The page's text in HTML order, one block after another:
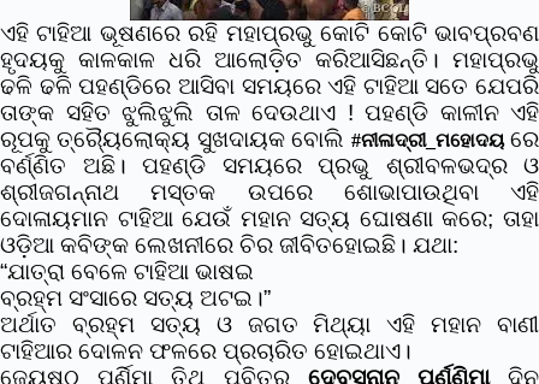
ଏହି ଟାହିଆ ଭୂଷଣରେ ରହି ମହାପ୍ରଭୁ କୋଟି କୋଟି ଭାବପ୍ରବଣ
ହୃଦୟକୁ କାଳକାଳ ଧରି ଆଲୋଡ଼ିତ କରିଆସିଛନ୍ତି। ମହାପ୍ରଭୁ
ଢଳି ଢଳି ପହଣ୍ଡିରେ ଆସିବା ସମୟରେ ଏହି ଟାହିଆ ସତେ ଯେପରି
ତାଙ୍କ ସହିତ ଝୁଲିଝୁଲି ତାଳ ଦେଉଥାଏ ! ପହଣ୍ଡି କାଳୀନ ଏହି
ରୂପକୁ ତ୍ର୍ୟୈଲୋକ୍ୟ ସୁଖଦାୟକ ବୋଲି #ନୀଳାଦ୍ରୀ_ମହୋଦୟରେ
ବର୍ଣ୍ଣିତ ଅଛି। ପହଣ୍ଡି ସମୟରେ ପ୍ରଭୁ ଶ୍ରୀବଳଭଦ୍ର ଓ
ଶ୍ରୀଜଗନ୍ନାଥ ମସ୍ତକ ଉପରେ ଶୋଭାପାଉଥିବା ଏହି
ଦୋଳାୟମାନ ଟାହିଆ ଯେଉଁ ମହାନ ସତ୍ୟ ଘୋଷଣା କରେ; ତାହା
ଓଡ଼ିଆ କବିଙ୍କ ଲେଖନୀରେ ଚିର ଜୀବିତହୋଇଛି। ଯଥା:
“ଯାତ୍ରା ବେଳେ ଟାହିଆ ଭାଷଇ
ବ୍ରହ୍ମ ସଂସାରେ ସତ୍ୟ ଅଟଇ।”
ଅର୍ଥାତ ବ୍ରହ୍ମ ସତ୍ୟ ଓ ଜଗତ ମିଥ୍ୟା ଏହି ମହାନ ବାଣୀ
ଟାହିଆର ଦୋଳନ ଫଳରେ ପ୍ରଚାରିତ ହୋଇଥାଏ।
ଜ୍ୟେଷ୍ଠ ପୂର୍ଣିମା ତିଥି ପବିତ୍ର ଦେବସ୍ନାନ ପୂର୍ଣ୍ଣିମାଦିନ